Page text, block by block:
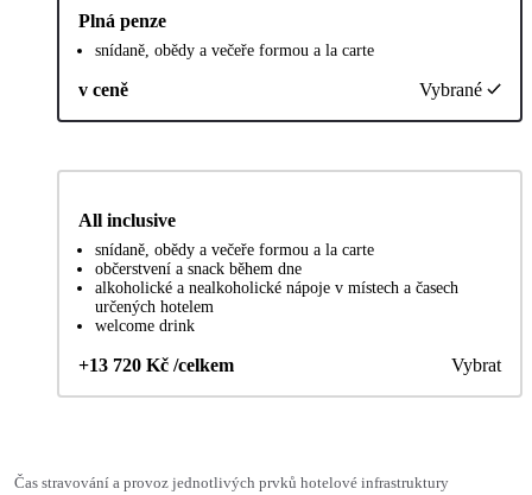
Plná penze
snídaně, obědy a večeře formou a la carte
v ceně Vybrané
All inclusive
snídaně, obědy a večeře formou a la carte
občerstvení a snack během dne
alkoholické a nealkoholické nápoje v místech a časech
určených hotelem
welcome drink
+13 720 Kč /celkem Vybrat
Čas stravování a provoz jednotlivých prvků hotelové infrastruktury